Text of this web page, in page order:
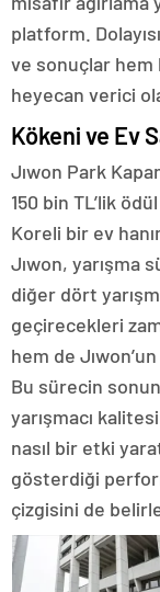
platform.
ve sonuçlar hem
heyecan verici
Kökeni ve Ev
Jıwon Park
150 bin TL’lik
Koreli bir ev
Jıwon, yarışma
diğer dört
geçirecekleri
hem de
Bu sürecin
yarışmacı
nasıl bir etki
gösterdiği
çizgisini de